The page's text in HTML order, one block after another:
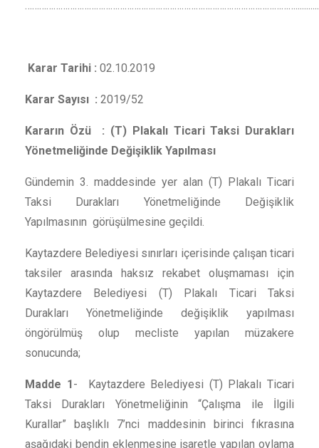
Karar Tarihi : 02.10.2019
Karar Sayısı : 2019/52
Kararın Özü : (T) Plakalı Ticari Taksi Durakları
Yönetmeliğinde Değişiklik Yapılması
Gündemin 3. maddesinde yer alan (T) Plakalı Ticari
Taksi Durakları Yönetmeliğinde Değişiklik
Yapılmasının görüşülmesine geçildi.
Kaytazdere Belediyesi sınırları içerisinde çalışan ticari
taksiler arasında haksız rekabet oluşmaması için
Kaytazdere Belediyesi (T) Plakalı Ticari Taksi
Durakları Yönetmeliğinde değişiklik yapılması
öngörülmüş olup mecliste yapılan müzakere
sonucunda;
Madde 1- Kaytazdere Belediyesi (T) Plakalı Ticari
Taksi Durakları Yönetmeliğinin “Çalışma ile İlgili
Kurallar” başlıklı 7’nci maddesinin birinci fıkrasına
aşağıdaki bendin eklenmesine işaretle yapılan oylama